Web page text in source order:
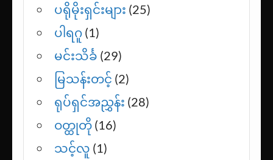
ပရိုမိုးရှင်းများ (25)
ပါရဂူ (1)
မင်းသိင်္ခ (29)
မြသန်းတင့် (2)
ရုပ်ရှင်အညွှန်း (28)
ဝတ္ထုတို (16)
သင့်လူ (1)